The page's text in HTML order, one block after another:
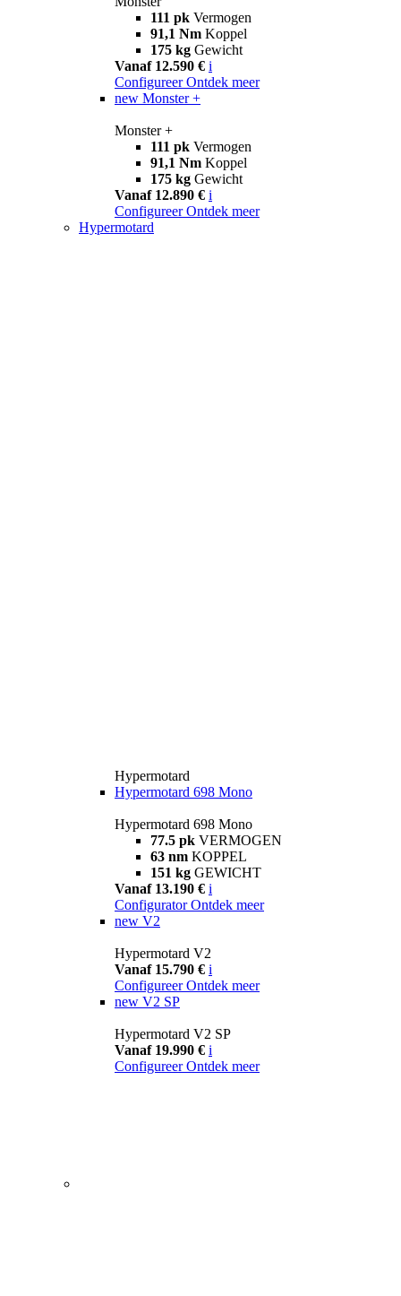
111 pk Vermogen
91,1 Nm Koppel
175 kg Gewicht
Vanaf 12.590 € i
Configureer Ontdek meer
new Monster +
Monster +
111 pk Vermogen
91,1 Nm Koppel
175 kg Gewicht
Vanaf 12.890 € i
Configureer Ontdek meer
Hypermotard
Hypermotard
Hypermotard 698 Mono
Hypermotard 698 Mono
77.5 pk VERMOGEN
63 nm KOPPEL
151 kg GEWICHT
Vanaf 13.190 € i
Configurator Ontdek meer
new V2
Hypermotard V2
Vanaf 15.790 € i
Configureer Ontdek meer
new V2 SP
Hypermotard V2 SP
Vanaf 19.990 € i
Configureer Ontdek meer